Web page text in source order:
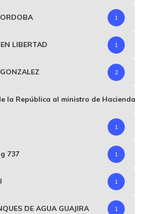
1
LIBERTAD 1
2
la República al ministro de Hacienda
1
737 1
1
DE AGUA GUAJIRA 1